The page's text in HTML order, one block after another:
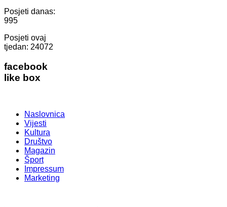
Posjeti danas:
995
Posjeti ovaj
tjedan: 24072
facebook
like box
Naslovnica
Vijesti
Kultura
Društvo
Magazin
Šport
Impressum
Marketing